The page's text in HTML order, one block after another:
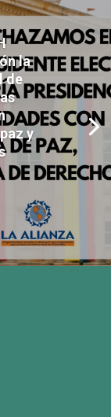
la
de
y